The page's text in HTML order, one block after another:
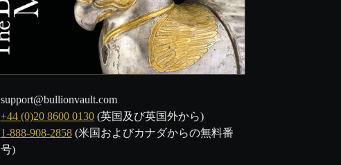
support@bullionvault.com
+44 (0)20 8600 0130(英国及び英国外から)
1-888-908-2858(米国およびカナダからの無料番
号)